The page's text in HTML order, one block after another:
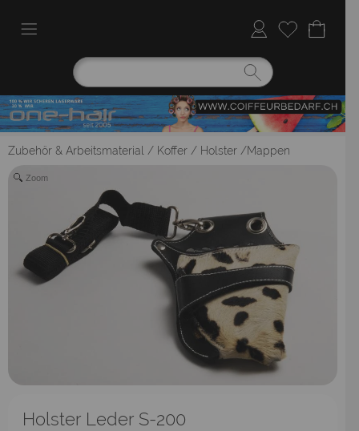
Zubehör & Arbeitsmaterial / Koffer / Holster /Mappen
Zoom
Holster Leder S-200